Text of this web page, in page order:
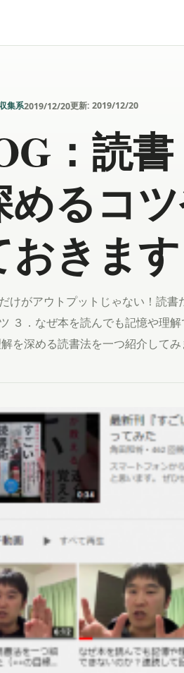
集系2019/12/20更新: 2019/12/20
：読
めるコ
おきます
けがアウトプットじゃない！読
３．なぜ本を読んでも記憶や理
を深める読書法を一つ紹介してみ